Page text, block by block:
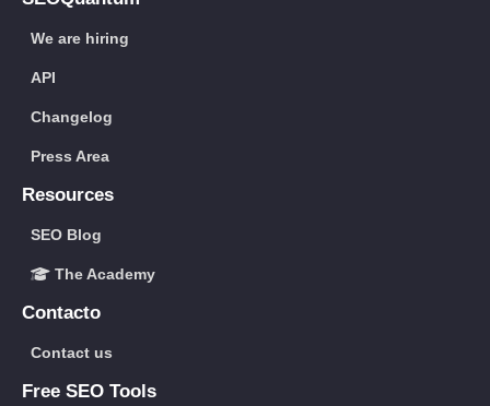
We are hiring
API
Changelog
Press Area
Resources
SEO Blog
The Academy
Contacto
Contact us
Free SEO Tools